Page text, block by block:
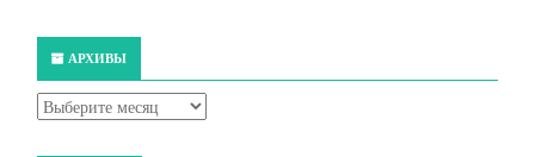
АРХИВЫ